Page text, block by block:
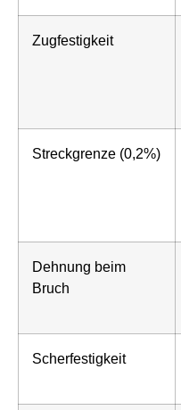
Zugfestigkeit
Streckgrenze (0,2%)
Dehnung beim
Bruch
Scherfestigkeit